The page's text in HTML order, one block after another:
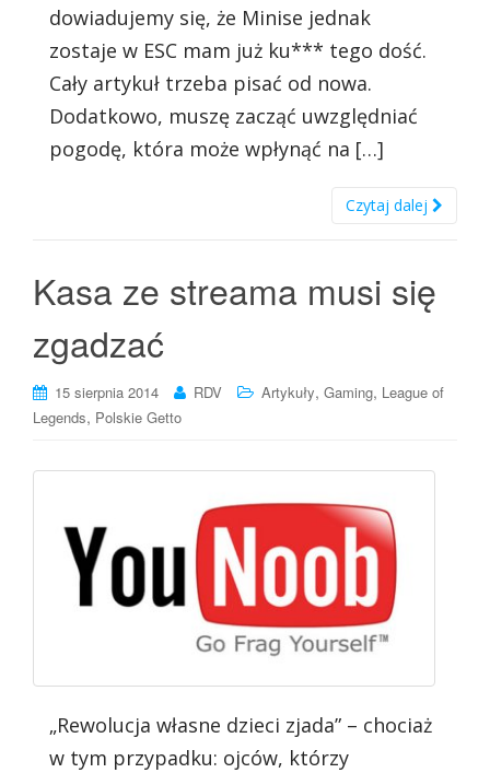
dowiadujemy się, że Minise jednak
zostaje w ESC mam już ku*** tego dość.
Cały artykuł trzeba pisać od nowa.
Dodatkowo, muszę zacząć uwzględniać
pogodę, która może wpłynąć na […]
Czytaj dalej
Kasa ze streama musi się
zgadzać
15 sierpnia 2014 RDV Artykuły, Gaming, League of
Legends, Polskie Getto
„Rewolucja własne dzieci zjada” – chociaż
w tym przypadku: ojców, którzy